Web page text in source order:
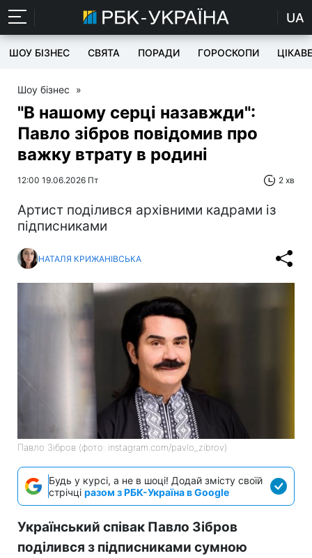
UA
ШОУ БІЗНЕС СВЯТА ПОРАДИ ГОРОСКОПИ ЦІКАВЕ
Шоу бізнес »
"В нашому серці назавжди":
Павло зібров повідомив про
важку втрату в родині
12:00 19.06.2026 Пт 2 хв
Артист поділився архівними кадрами із
підписниками
НАТАЛЯ КРИЖАНІВСЬКА
Павло Зібров (фото: instagram.com/pavlo_zibrov)
Будь у курсі, а не в шоці! Додай змісту своїй
стрічці разом з РБК-Україна в Google
Український співак Павло Зібров
поділився з підписниками сумною